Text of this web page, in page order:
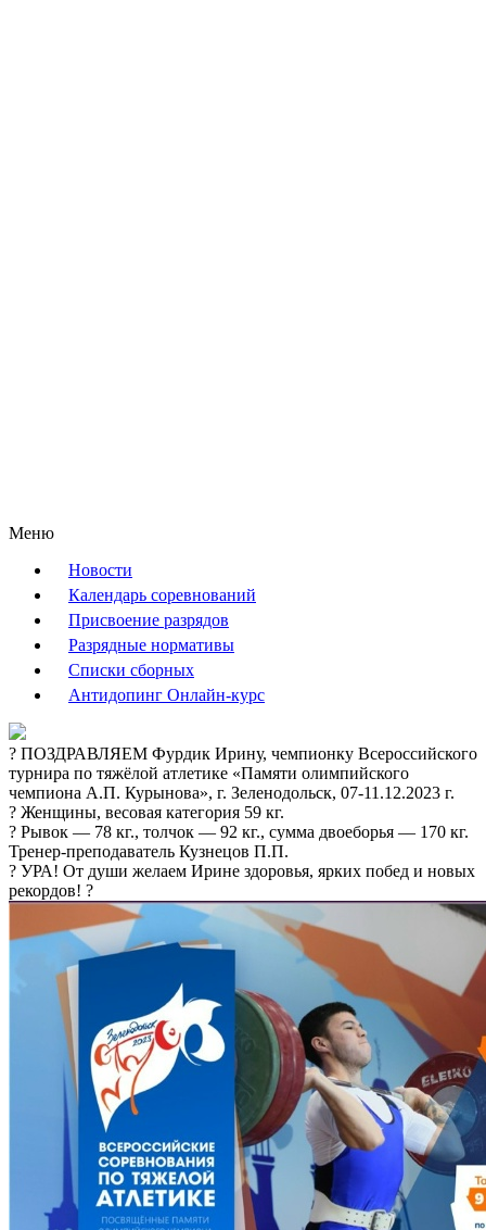
Меню
Новости
Календарь соревнований
Присвоение разрядов
Разрядные нормативы
Списки сборных
Антидопинг Онлайн-курс
? ПОЗДРАВЛЯЕМ Фурдик Ирину, чемпионку Всероссийского
турнира по тяжёлой атлетике «Памяти олимпийского
чемпиона А.П. Курынова», г. Зеленодольск, 07-11.12.2023 г.
?️ Женщины, весовая категория 59 кг.
? Рывок — 78 кг., толчок — 92 кг., сумма двоеборья — 170 кг.
Тренер-преподаватель Кузнецов П.П.
? УРА! От души желаем Ирине здоровья, ярких побед и новых
рекордов! ?